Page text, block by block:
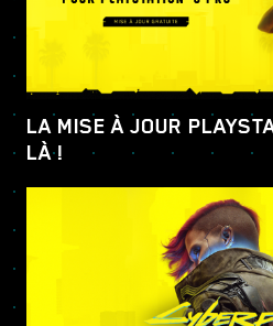
LA MISE À JOUR
LÀ !